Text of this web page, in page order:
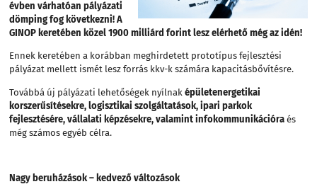
évben várhatóan pályázati
dömping fog következni!A
GINOP keretében közel 1900 milliárd forint lesz elérhető még az idén!
Ennek keretében a korábban meghirdetett prototípus fejlesztési
pályázat mellett ismét lesz forrás kkv-k számára kapacitásbővítésre.
Továbbá új pályázati lehetőségek nyílnaképületenergetikai
korszerűsítésekre, logisztikai szolgáltatások, ipari parkok
fejlesztésére, vállalati képzésekre, valamint infokommunikációra és
még számos egyéb célra.
Nagy beruházások – kedvező változások